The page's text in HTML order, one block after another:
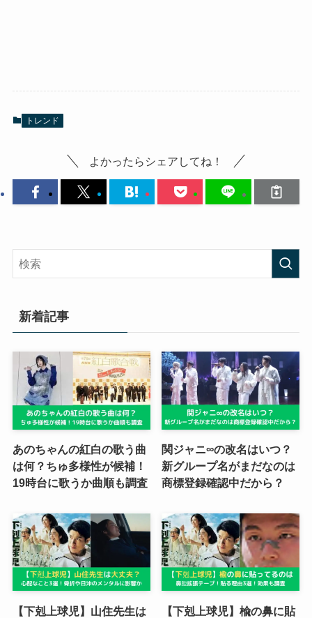
トレンド
よかったらシェアしてね！
新着記事
あのちゃんの紅白の歌う曲
は何？ちゅ多様性が候補！
19時台に歌うか曲順も調査
関ジャニ∞の改名はいつ？
新グループ名がまだなのは
商標登録確認中だから？
【下剋上球児】山住先生は
【下剋上球児】楡の鼻に貼